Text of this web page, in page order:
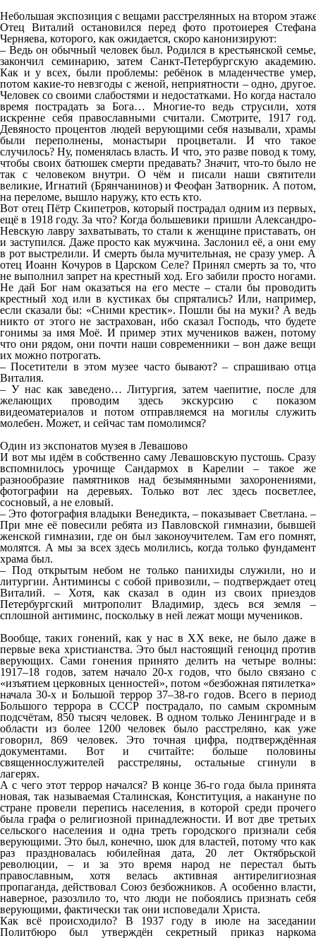
Небольшая экспозиция с вещами расстрелянных на втором
Отец Виталий остановился перед фото протоиерея Стефана
Черняева, которого, как ожидается, скоро канонизируют:
– Ведь он обычный человек был. Родился в крестьянской семье,
закончил семинарию, затем Санкт-Петербургскую академию.
Как и у всех, были проблемы: ребёнок в младенчестве умер,
потом какие-то невзгоды с женой, неприятности – одно, другое.
Человек со своими слабостями и недостатками. Но когда настало
время пострадать за Бога… Многие-то ведь струсили, хотя
искренне себя православными считали. Смотрите, 1917 год.
Девяносто процентов людей верующими себя называли, храмы
были переполнены, монастыри процветали. И что такое
случилось? Ну, поменялась власть. И что, это разве повод к тому,
чтобы своих батюшек смерти предавать? Значит, что-то было не
так с человеком внутри. О чём и писали наши святители
великие, Игнатий (Брянчанинов) и Феофан Затворник. А потом,
на переломе, вышло наружу, кто есть кто.
Вот отец Пётр Скипетров, который пострадал одним из первых,
ещё в 1918 году. За что? Когда большевики пришли Александро-
Невскую лавру захватывать, то стали к женщине приставать, он
и заступился. Даже просто как мужчина. Заслонил её, а они ему
в рот выстрелили. И смерть была мучительная, не сразу умер. А
отец Иоанн Кочуров в Царском Селе? Принял смерть за то, что
не выполнил запрет на крестный ход. Его забили просто ногами.
Не дай Бог нам оказаться на его месте – стали бы проводить
крестный ход или в кустиках бы спрятались? Или, например,
если сказали бы: «Сними крестик». Пошли бы на муки? А ведь
никто от этого не застрахован, ибо сказал Господь, что будете
гонимы за имя Моё. И пример этих мучеников важен, потому
что они рядом, они почти наши современники – вон даже вещи
их можно потрогать.
– Посетители в этом музее часто бывают? – спрашиваю отца
Виталия.
– У нас как заведено… Литургия, затем чаепитие, после для
желающих проводим здесь экскурсию с показом
видеоматериалов и потом отправляемся на могилы служить
молебен. Может, и сейчас там помолимся?
Один из экспонатов музея в Левашово
И вот мы идём в собственно саму Левашовскую пустошь. Сразу
вспомнилось урочище Сандармох в Карелии – такое же
разнообразие памятников над безымянными захоронениями,
фотографии на деревьях. Только вот лес здесь посветлее,
сосновый, а не еловый.
– Это фотография владыки Венедикта, – показывает Светлана. –
При мне её повесили ребята из Павловской гимназии, бывшей
женской гимназии, где он был законоучителем. Там его помнят,
молятся. А мы за всех здесь молились, когда только фундамент
храма был.
– Под открытым небом не только панихиды служили, но и
литургии. Антиминсы с собой привозили, – подтверждает отец
Виталий. – Хотя, как сказал в один из своих приездов
Петербургский митрополит Владимир, здесь вся земля –
сплошной антиминс, поскольку в ней лежат мощи мучеников.
Вообще, таких гонений, как у нас в ХХ веке, не было даже в
первые века христианства. Это был настоящий геноцид против
верующих. Сами гонения принято делить на четыре волны:
1917–18 годов, затем начало 20-х годов, что было связано с
«изъятием церковных ценностей», потом «безбожная пятилетка»
начала 30-х и Большой террор 37–38-го годов. Всего в период
Большого террора в СССР пострадало, по самым скромным
подсчётам, 850 тысяч человек. В одном только Ленинграде и в
области из более 1200 человек было расстреляно, как уже
говорил, 869 человек. Это точная цифра, подтверждённая
документами. Вот и считайте: больше половины
священнослужителей расстреляны, остальные сгинули в
лагерях.
А с чего этот террор начался? В конце 36-го года была принята
новая, так называемая Сталинская, Конституция, а накануне по
стране провели перепись населения, в которой среди прочего
была графа о религиозной принадлежности. И вот две третьих
сельского населения и одна треть городского признали себя
верующими. Это был, конечно, шок для властей, потому что как
раз праздновалась юбилейная дата, 20 лет Октябрьской
революции, – и за это время народ не перестал быть
православным, хотя велась активная антирелигиозная
пропаганда, действовал Союз безбожников. А особенно власти,
наверное, разозлило то, что люди не побоялись признать себя
верующими, фактически так они исповедали Христа.
Как всё происходило? В 1937 году в июле на заседании
Политбюро был утверждён секретный приказ наркома